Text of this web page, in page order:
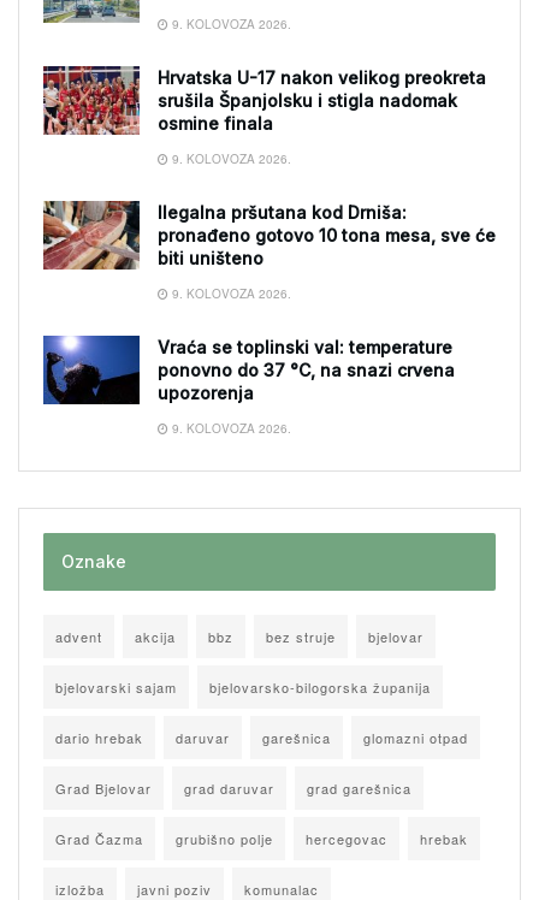
9. KOLOVOZA 2026.
Hrvatska U-17 nakon velikog preokreta
srušila Španjolsku i stigla nadomak
osmine finala
9. KOLOVOZA 2026.
Ilegalna pršutana kod Drniša:
pronađeno gotovo 10 tona mesa, sve će
biti uništeno
9. KOLOVOZA 2026.
Vraća se toplinski val: temperature
ponovno do 37 °C, na snazi crvena
upozorenja
9. KOLOVOZA 2026.
Oznake
advent akcija bbz bez struje bjelovar
bjelovarski sajam bjelovarsko-bilogorska županija
dario hrebak daruvar garešnica glomazni otpad
Grad Bjelovar grad daruvar grad garešnica
Grad Čazma grubišno polje hercegovac hrebak
izložba javni poziv komunalac